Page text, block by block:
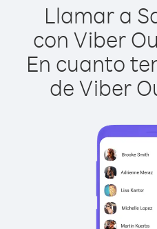
Llamar a
con Viber
En cuanto
de Viber